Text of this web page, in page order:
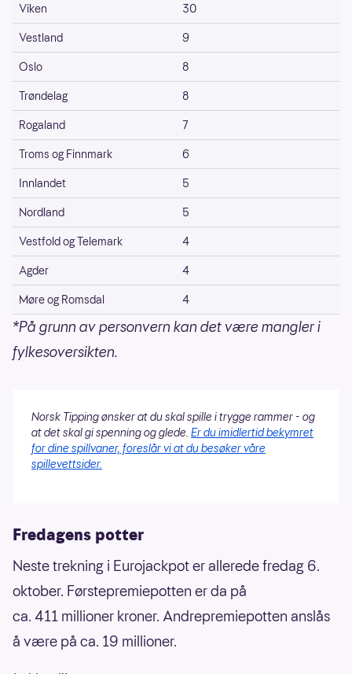
Viken
30
Vestland
9
Oslo
8
Trøndelag
8
Rogaland
7
Troms og Finnmark
6
Innlandet
5
Nordland
5
Vestfold og Telemark
4
Agder
4
Møre og Romsdal
4
*På grunn av personvern kan det være mangler i
fylkesoversikten.
Norsk Tipping ønsker at du skal spille i trygge rammer - og
at det skal gi spenning og glede. Er du imidlertid bekymret
for dine spillvaner, foreslår vi at du besøker våre
spillevettsider.
Fredagens potter
Neste trekning i Eurojackpot er allerede fredag 6.
oktober. Førstepremiepotten er da på
ca. 411 millioner kroner. Andrepremiepotten anslås
å være på ca. 19 millioner.